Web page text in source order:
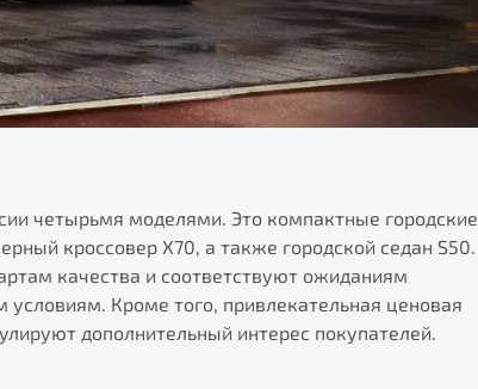
четырьмя моделями. Это компактные городские
кроссовер X70, а также городской седан S50.
качества и соответствуют ожиданиям
Кроме того, привлекательная ценовая
дополнительный интерес покупателей.